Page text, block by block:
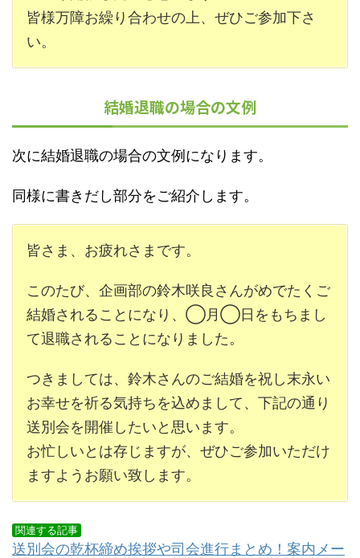
皆様万障お繰り合わせの上、ぜひご参加下さ
い。
結婚退職の場合の文例
次に結婚退職の場合の文例になります。
同様に書きだし部分をご紹介します。
皆さま、お疲れさまです。
このたび、企画部の鈴木咲良さんがめでたくご
結婚されることになり、◯月◯日をもちまし
て退職されることになりました。
つきましては、鈴木さんのご結婚を祝し末永い
お幸せを祈る気持ちを込めまして、下記の通り
送別会を開催したいと思います。
お忙しいとは存じますが、ぜひご参加いただけ
ますようお願い致します。
関連する記事
送別会の乾杯締め挨拶や司会進行まとめ！案内メー